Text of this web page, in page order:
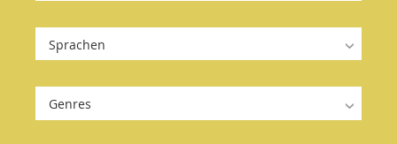
Sprachen
Genres